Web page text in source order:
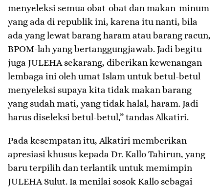
menyeleksi semua obat-obat dan makan-minum
yang ada di republik ini, karena itu nanti, bila
ada yang lewat barang haram atau barang racun,
BPOM-lah yang bertanggungjawab. Jadi begitu
juga JULEHA sekarang, diberikan kewenangan
lembaga ini oleh umat Islam untuk betul-betul
menyeleksi supaya kita tidak makan barang
yang sudah mati, yang tidak halal, haram. Jadi
harus diseleksi betul-betul,” tandas Alkatiri.
Pada kesempatan itu, Alkatiri memberikan
apresiasi khusus kepada Dr. Kallo Tahirun, yang
baru terpilih dan terlantik untuk memimpin
JULEHA Sulut. Ia menilai sosok Kallo sebagai